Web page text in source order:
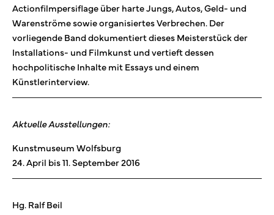
Actionfilmpersiflage über harte Jungs, Autos, Geld- und
Warenströme sowie organisiertes Verbrechen. Der
vorliegende Band dokumentiert dieses Meisterstück der
Installations- und Filmkunst und vertieft dessen
hochpolitische Inhalte mit Essays und einem
Künstlerinterview.
Aktuelle Ausstellungen:
Kunstmuseum Wolfsburg
24. April bis 11. September 2016
Hg. Ralf Beil